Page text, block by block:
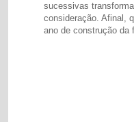
sucessivas
consideração. Afinal,
ano de construção da